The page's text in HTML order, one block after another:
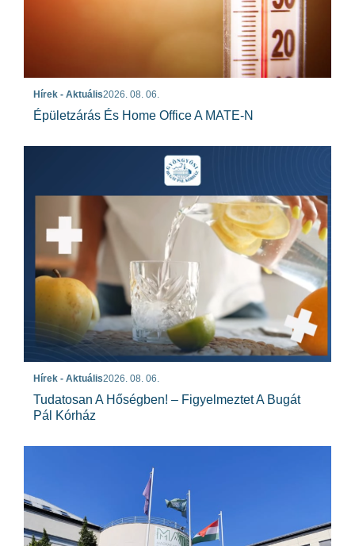
Hírek - Aktuális2026. 08. 06.
Épületzárás És Home Office A MATE-N
Hírek - Aktuális2026. 08. 06.
Tudatosan A Hőségben! – Figyelmeztet A Bugát
Pál Kórház